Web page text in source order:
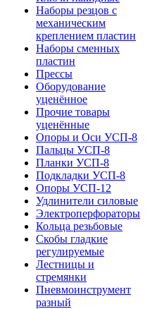
Наборы резцов с
механическим
креплением пластин
Наборы сменных
пластин
Прессы
Оборудование
уценённое
Прочие товары
уценённые
Опоры и Оси УСП-8
Пальцы УСП-8
Планки УСП-8
Подкладки УСП-8
Опоры УСП-12
Удлинители силовые
Электроперфораторы
Кольца резьбовые
Скобы гладкие
регулируемые
Лестницы и
стремянки
Пневмоинструмент
разный